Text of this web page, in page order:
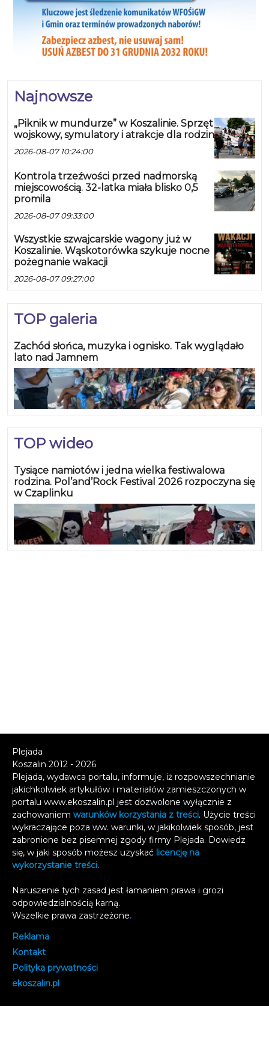
Najnowsze
„Piknik w mundurze” w Koszalinie. Sprzęt
wojskowy, symulatory i atrakcje dla rodzin
2026-08-07 10:24:00
Kontrola trzeźwości przed nadmorską
miejscowością. 32-latka miała blisko 0,5
promila
2026-08-07 09:33:00
Wszystkie szwajcarskie wagony już w
Koszalinie. Wąskotorówka szykuje nocne
pożegnanie wakacji
2026-08-07 09:27:00
TOP galeria
Zachód słońca, muzyka i ognisko. Tak wyglądało
lato nad Jamnem
TOP wideo
Tysiące namiotów i jedna wielka festiwalowa
rodzina. Pol’and’Rock Festival 2026 rozpoczyna się
w Czaplinku
Plejada
Koszalin 2012 - 2026
Plejada, wydawca portalu, informuje, iż rozpowszechnianie
jakichkolwiek artykułów i materiałów zamieszczonych w
portalu www.ekoszalin.pl jest dozwolone wyłącznie z
zachowaniem warunków korzystania z treści. Użycie treści
wykraczające poza ww. warunki, w jakikolwiek sposób, jest
zabronione bez pisemnej zgody firmy Plejada. Dowiedz
się, w jaki sposób możesz uzyskać licencję na
wykorzystanie treści.
Naruszenie tych zasad jest łamaniem prawa i grozi
odpowiedzialnością karną.
Wszelkie prawa zastrzeżone.
Reklama
Kontakt
Polityka prywatności
ekoszalin.pl